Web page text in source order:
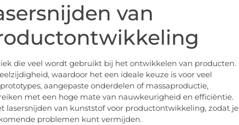
van
die veel wordt gebruikt bij het ontwikkelen van producten.
waardoor het een ideale keuze is voor veel
aangepaste onderdelen of massaproductie,
met een hoge mate van nauwkeurigheid en efficiëntie.
lasersnijden van kunststof voor productontwikkeling, zodat je
problemen kunt vermijden.